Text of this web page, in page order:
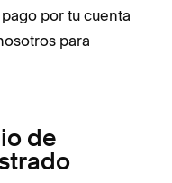
por tu cuenta
para
de